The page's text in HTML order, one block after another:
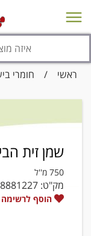
מבצעים
ראשי / חומרי
שמן זית הבית 750 מל-
750 מ''ל
מק"ט: 8881227
הוסף לרשימה